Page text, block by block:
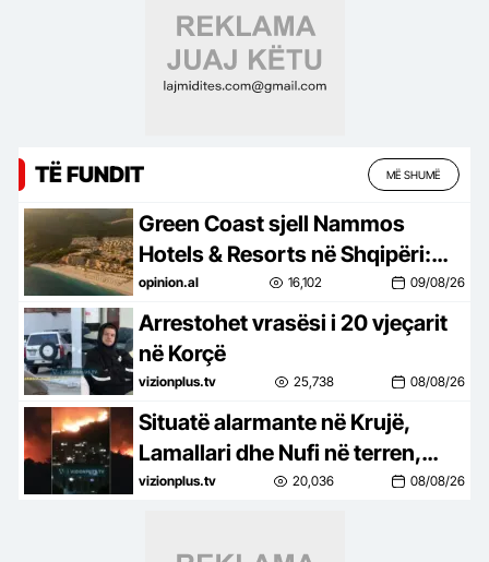
TË FUNDIT MË SHUMË
Green Coast sjell Nammos
Hotels & Resorts në Shqipëri:
Destinacion i ri lifestyle
opinion.al 16,102 09/08/26
Arrestohet vrasësi i 20 vjeçarit
në Korçë
vizionplus.tv 25,738 08/08/26
Situatë alarmante në Krujë,
Lamallari dhe Nufi në terren,
apel banorëve pë evakuim
vizionplus.tv 20,036 08/08/26